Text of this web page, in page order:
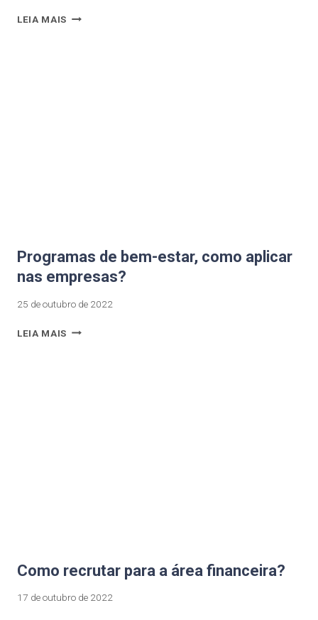
LEIA MAIS
Programas de bem-estar, como aplicar
nas empresas?
25 de outubro de 2022
LEIA MAIS
Como recrutar para a área financeira?
17 de outubro de 2022